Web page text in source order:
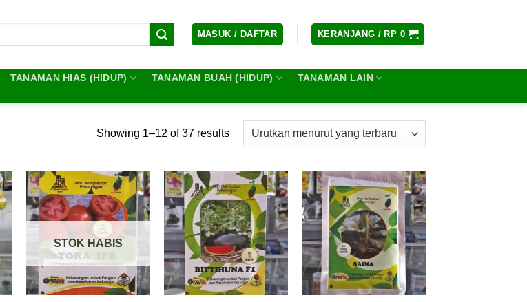
MASUK / DAFTAR KERANJANG / RP 0
TANAMAN HIAS (HIDUP) TANAMAN BUAH (HIDUP)
TANAMAN LAIN
Showing 1–12 of 37 results
STOK HABIS